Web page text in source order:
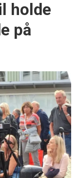
holde
på